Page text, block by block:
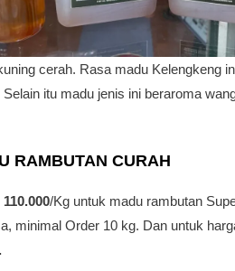
cerah. Rasa madu Kelengkeng
itu madu jenis ini beraroma
RAMBUTAN CURAH
110.000/Kg untuk madu rambutan
minimal Order 10 kg. Dan untuk